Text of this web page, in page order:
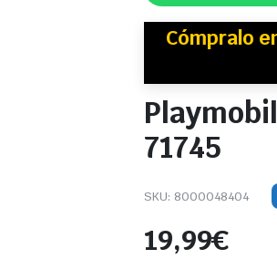
Cómpralo
71745
SKU: 8000048404
19,99€